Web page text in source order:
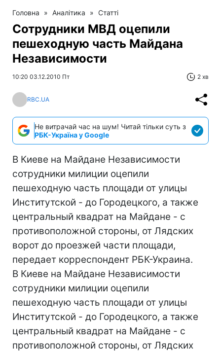
Головна » Аналітика » Статті
Сотрудники МВД оцепили
пешеходную часть Майдана
Независимости
10:20 03.12.2010 Пт 2 хв
RBC.UA
Не витрачай час на шум! Читай тільки суть з
РБК-Україна у Google
В Киеве на Майдане Независимости
сотрудники милиции оцепили
пешеходную часть площади от улицы
Институтской - до Городецкого, а также
центральный квадрат на Майдане - с
противоположной стороны, от Лядских
ворот до проезжей части площади,
передает корреспондент РБК-Украина.
В Киеве на Майдане Независимости
сотрудники милиции оцепили
пешеходную часть площади от улицы
Институтской - до Городецкого, а также
центральный квадрат на Майдане - с
противоположной стороны, от Лядских